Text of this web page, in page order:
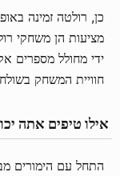
כן, רולטה זמינה
מציעות הן משחקי
ידי מחולל מספרים
חוויית המשחק
התחל עם הימורים